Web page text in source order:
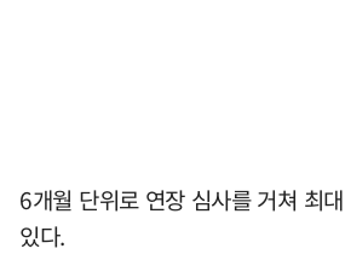
6개월 단위로 연장 심사를 거쳐 최
있다.